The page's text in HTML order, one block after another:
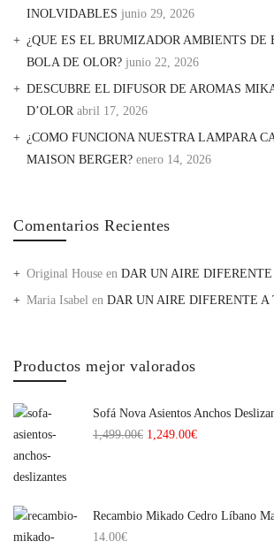
INOLVIDABLES junio 29, 2026
¿QUE ES EL BRUMIZADOR AMBIENTS DE
BOLA DE OLOR? junio 22, 2026
DESCUBRE EL DIFUSOR DE AROMAS
D’OLOR abril 17, 2026
¿COMO FUNCIONA NUESTRA LAMPARA
MAISON BERGER? enero 14, 2026
Comentarios Recientes
Original House en DAR UN AIRE
Maria Isabel en DAR UN AIRE DIFERENTE A
Productos mejor valorados
Sofá Nova Asientos Anchos
1,499.00€ 1,249.00€
Recambio Mikado Cedro Líbano
14.00€